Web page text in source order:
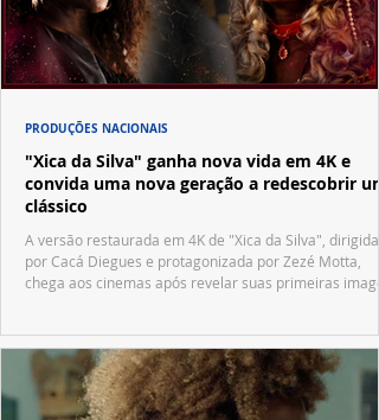
"Xica da Silva" ganha nova vida em 4K e
convida uma nova geração a redescobrir um
clássico
A versão restaurada em 4K de "Xica da Silva", dirigida
por Cacá Diegues e protagonizada por Zezé Motta,
chega aos cinemas após revelar suas primeiras
PRODUÇÕES NACIONAIS